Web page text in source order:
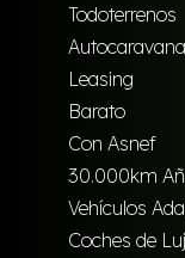
Todoterrenos
Leasing
Barato
Con Asnef
30.000km
Vehículos
Coches de